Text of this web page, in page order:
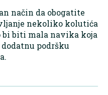
način da obogatite
nekoliko kolutića
bi biti mala navika koja
podršku